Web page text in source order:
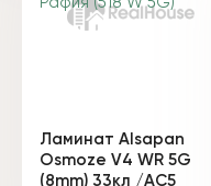
Ламинат Alsapan
Osmoze V4 WR 5G
(8mm) 33кл /AC5